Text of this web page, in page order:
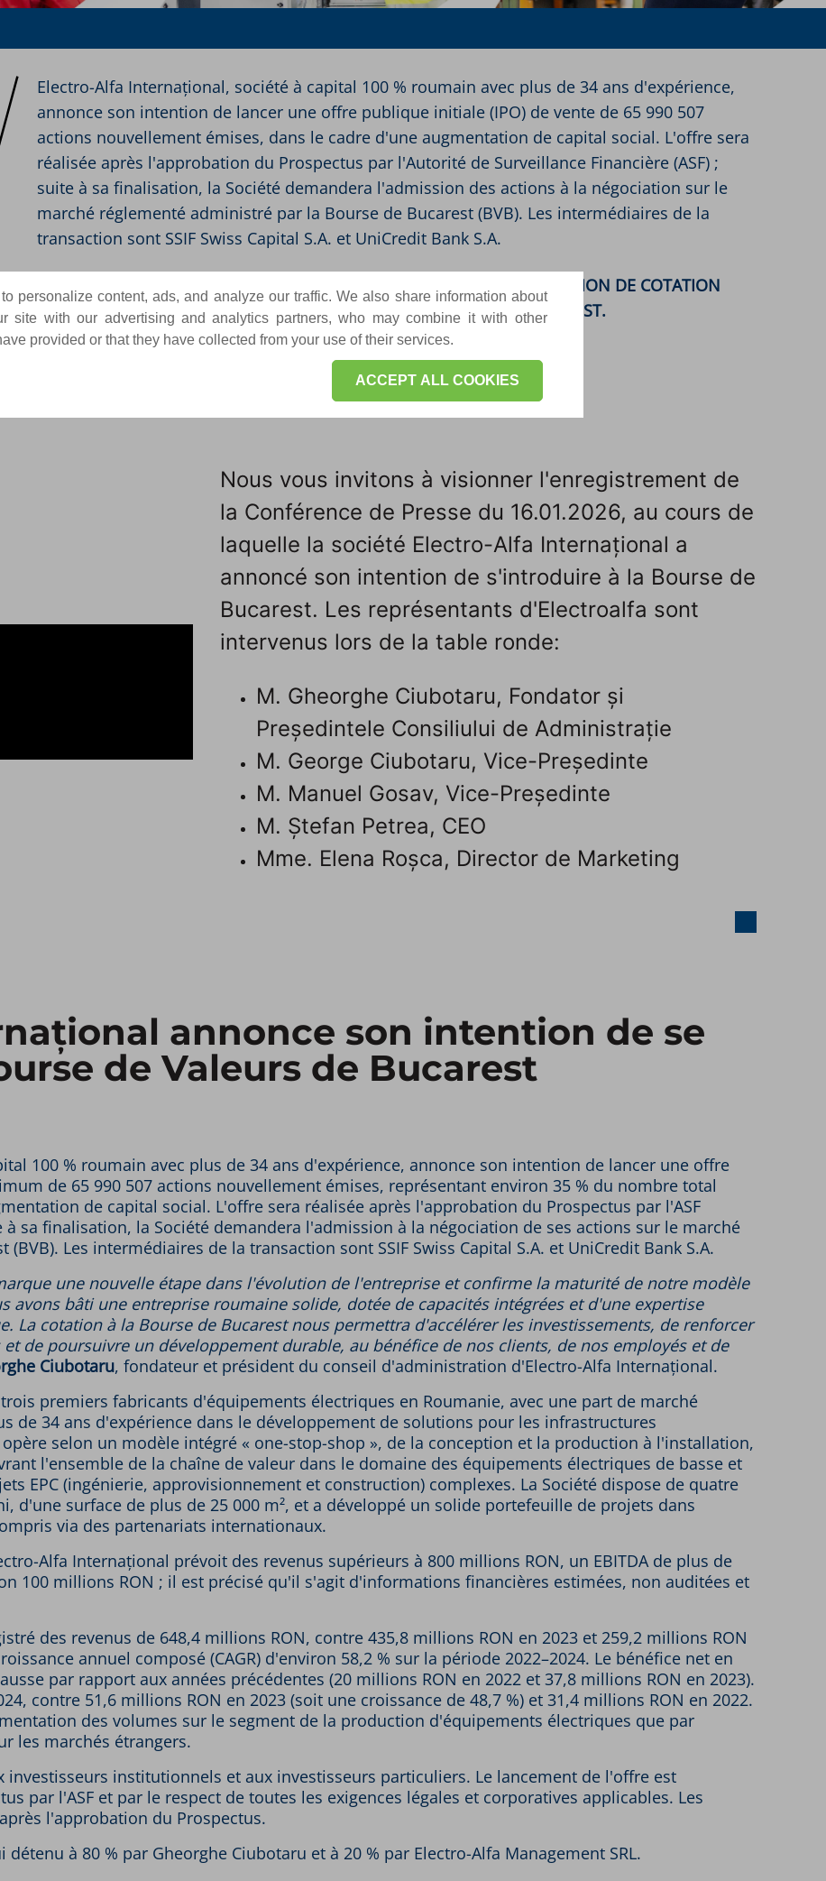
personalize content, ads, and analyze our traffic. We also share information about
site with our advertising and analytics partners, who may combine it with other
provided or that they have collected from your use of their services.
ACCEPT ALL COOKIES
Electro-Alfa Internațional, société à capital 100 % roumain avec plus de 34 ans d'expérience,
annonce son intention de lancer une offre publique initiale (IPO) de vente de 65 990 507
actions nouvellement émises, dans le cadre d'une augmentation de capital social. L'offre sera
réalisée après l'approbation du Prospectus par l'Autorité de Surveillance Financière (ASF) ;
suite à sa finalisation, la Société demandera l'admission des actions à la négociation sur le
marché réglementé administré par la Bourse de Bucarest (BVB). Les intermédiaires de la
transaction sont SSIF Swiss Capital S.A. et UniCredit Bank S.A.
TÉLÉCHARGEZ POUR CONSULTER LE DOCUMENT CONTENANT L'INTENTION DE COTATION
D'ELECTRO-ALFA INTERNAȚIONAL À LA BOURSE DE VALEURS DE BUCAREST.
Nous vous invitons à visionner l'enregistrement de
la Conférence de Presse du 16.01.2026, au cours de
laquelle la société Electro-Alfa Internațional a
annoncé son intention de s'introduire à la Bourse de
Bucarest. Les représentants d'Electroalfa sont
intervenus lors de la table ronde:
M. Gheorghe Ciubotaru, Fondator și
Președintele Consiliului de Administrație
M. George Ciubotaru, Vice-Președinte
M. Manuel Gosav, Vice-Președinte
M. Ștefan Petrea, CEO
Mme. Elena Roșca, Director de Marketing
annonce son intention de se
de Valeurs de Bucarest
100 % roumain avec plus de 34 ans d'expérience, annonce son intention de lancer une offre
de 65 990 507 actions nouvellement émises, représentant environ 35 % du nombre total
de capital social. L'offre sera réalisée après l'approbation du Prospectus par l'ASF
à sa finalisation, la Société demandera l'admission à la négociation de ses actions sur le marché
Les intermédiaires de la transaction sont SSIF Swiss Capital S.A. et UniCredit Bank S.A.
une nouvelle étape dans l'évolution de l'entreprise et confirme la maturité de notre modèle
avons bâti une entreprise roumaine solide, dotée de capacités intégrées et d'une expertise
La cotation à la Bourse de Bucarest nous permettra d'accélérer les investissements, de renforcer
de poursuivre un développement durable, au bénéfice de nos clients, de nos employés et de
Ciubotaru, fondateur et président du conseil d'administration d'Electro-Alfa Internațional.
premiers fabricants d'équipements électriques en Roumanie, avec une part de marché
de 34 ans d'expérience dans le développement de solutions pour les infrastructures
selon un modèle intégré « one-stop-shop », de la conception et la production à l'installation,
l'ensemble de la chaîne de valeur dans le domaine des équipements électriques de basse et
EPC (ingénierie, approvisionnement et construction) complexes. La Société dispose de quatre
d'une surface de plus de 25 000 m², et a développé un solide portefeuille de projets dans
via des partenariats internationaux.
Alfa Internațional prévoit des revenus supérieurs à 800 millions RON, un EBITDA de plus de
100 millions RON ; il est précisé qu'il s'agit d'informations financières estimées, non auditées et
des revenus de 648,4 millions RON, contre 435,8 millions RON en 2023 et 259,2 millions RON
annuel composé (CAGR) d'environ 58,2 % sur la période 2022–2024. Le bénéfice net en
par rapport aux années précédentes (20 millions RON en 2022 et 37,8 millions RON en 2023).
contre 51,6 millions RON en 2023 (soit une croissance de 48,7 %) et 31,4 millions RON en 2022.
des volumes sur le segment de la production d'équipements électriques que par
les marchés étrangers.
institutionnels et aux investisseurs particuliers. Le lancement de l'offre est
par l'ASF et par le respect de toutes les exigences légales et corporatives applicables. Les
l'approbation du Prospectus.
à 80 % par Gheorghe Ciubotaru et à 20 % par Electro-Alfa Management SRL.